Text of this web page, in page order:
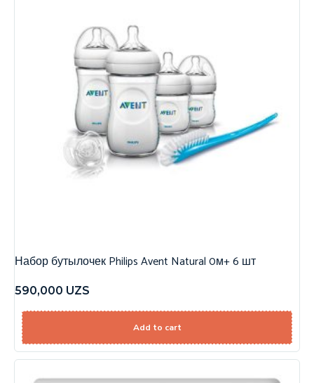
Набор бутылочек Philips Avent Natural 0м+ 6 шт
590,000 UZS
Add to cart